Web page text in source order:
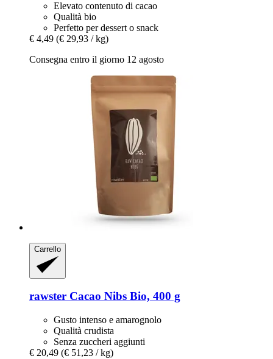
Elevato contenuto di cacao
Qualità bio
Perfetto per dessert o snack
€ 4,49 (€ 29,93 / kg)
Consegna entro il giorno 12 agosto
Carrello
rawster Cacao Nibs Bio, 400 g
Gusto intenso e amarognolo
Qualità crudista
Senza zuccheri aggiunti
€ 20,49 (€ 51,23 / kg)